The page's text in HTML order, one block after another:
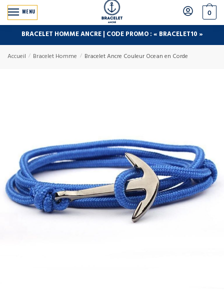
MENU 0
BRACELET HOMME ANCRE | CODE PROMO : « BRACELET10 »
Accueil / Bracelet Homme / Bracelet Ancre Couleur Ocean en Corde